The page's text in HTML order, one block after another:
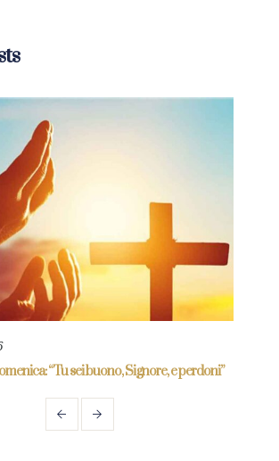
“Tu sei buono, Signore, e perdoni”